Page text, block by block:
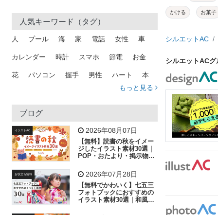
人気キーワード（タグ）
人 プール 海 家 電話 女性 車
カレンダー 時計 スマホ 節電 お金
花 パソコン 握手 男性 ハート 本
トラック 木
吹き出し
飛行機 グラフ ビル 魚 家族 書類
歩く 工場 会社 太陽 キラキラ
子供 作業員 葉 相談 ピクトグラム
もっと見る
ブログ
イラストAC 2026年08月07日
【無料】読書の秋をイメー
ジしたイラスト素材30選｜
POP・おたより・掲示物に
お役立ち情報 2026年07月28日
【無料でかわいく】七五三
フォトブックにおすすめの
イラスト素材30選｜和風の
かける お菓子
シルエットAC
シルエットAC